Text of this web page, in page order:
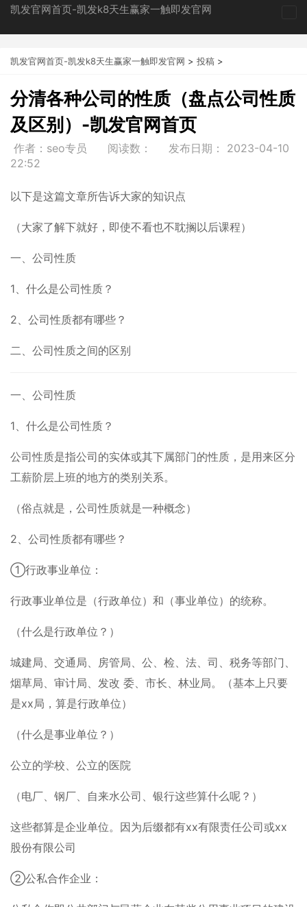
凯发官网首页-凯发k8天生赢家一触即发官网
凯发官网首页-凯发k8天生赢家一触即发官网 > 投稿 >
分清各种公司的性质（盘点公司性质
及区别）-凯发官网首页
作者：seo专员 阅读数： 发布日期： 2023-04-10
22:52
以下是这篇文章所告诉大家的知识点
（大家了解下就好，即使不看也不耽搁以后课程）
一、公司性质
1、什么是公司性质？
2、公司性质都有哪些？
二、公司性质之间的区别
一、公司性质
1、什么是公司性质？
公司性质是指公司的实体或其下属部门的性质，是用来区分
工薪阶层上班的地方的类别关系。
（俗点就是，公司性质就是一种概念）
2、公司性质都有哪些？
①行政事业单位：
行政事业单位是（行政单位）和（事业单位）的统称。
（什么是行政单位？）
城建局、交通局、房管局、公、检、法、司、税务等部门、
烟草局、审计局、发改 委、市长、林业局。（基本上只要
是xx局，算是行政单位）
（什么是事业单位？）
公立的学校、公立的医院
（电厂、钢厂、自来水公司、银行这些算什么呢？）
这些都算是企业单位。因为后缀都有xx有限责任公司或xx
股份有限公司
②公私合作企业：